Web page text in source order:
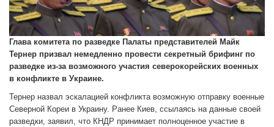
Глава комитета по разведке Палаты представителей Майк
Тернер призвал немедленно провести секретный брифинг по
разведке из-за возможного участия северокорейских военных
в конфликте в Украине.
Тернер назвал эскалацией конфликта возможную отправку военные
Северной Кореи в Украину. Ранее Киев, ссылаясь на данные своей
разведки, заявил, что КНДР принимает полноценное участие в